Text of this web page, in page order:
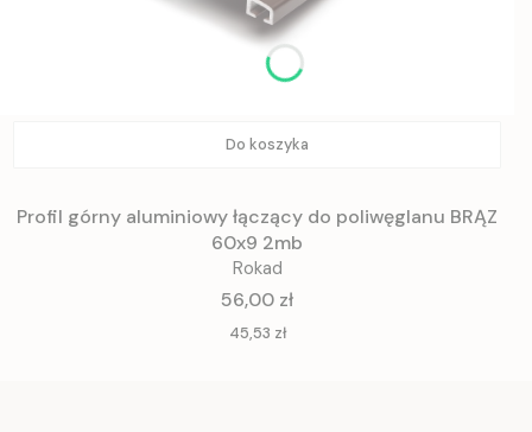
Do koszyka
Profil górny aluminiowy łączący do poliwęglanu BRĄZ
60x9 2mb
Rokad
Cena
56,00 zł
Cena
45,53 zł